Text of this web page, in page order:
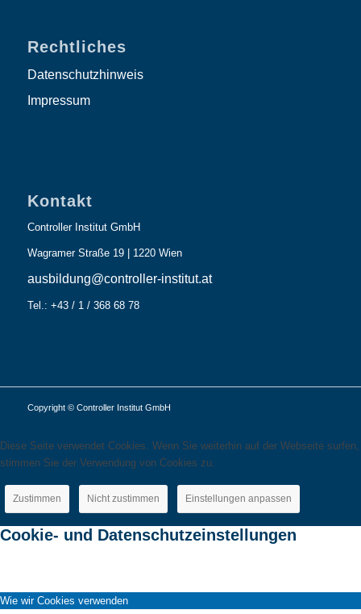
Rechtliches
Datenschutzhinweis
Impressum
Kontakt
Controller Institut GmbH
Wagramer Straße 19 | 1220 Wien
ausbildung@controller-institut.at
Tel.: +43 / 1 / 368 68 78
Copyright © Controller Institut GmbH
Diese Seite verwendet Cookies. Wenn Sie weiterhin auf der Webseite surfen,
stimmen Sie der Verwendung von Cookies zu.
Zustimmen Nicht zustimmen Einstellungen anpassen
Cookie- und Datenschutzeinstellungen
Wie wir Cookies verwenden